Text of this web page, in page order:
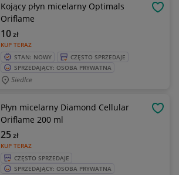
Kojący płyn micelarny Optimals
Oriflame
KUP TERAZ
10zł
STAN: NOWY
CZĘSTO SPRZEDAJE
SPRZEDAJĄCY: OSOBA PRYWATNA
Siedlce
Płyn micelarny Diamond Cellular
Oriflame 200 ml
KUP TERAZ
25zł
CZĘSTO SPRZEDAJE
SPRZEDAJĄCY: OSOBA PRYWATNA